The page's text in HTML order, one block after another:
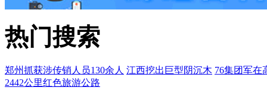
热门搜索
郑州抓获涉传销人员130余人 江西挖出巨型阴沉木 76集团军在
2442公里红色旅游公路